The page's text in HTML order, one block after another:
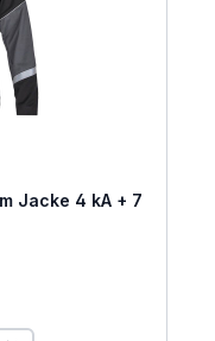
Jacke 4 kA + 7